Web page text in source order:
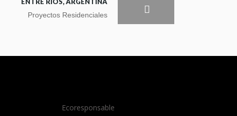
Proyectos Residenciales
Ecoresponsable